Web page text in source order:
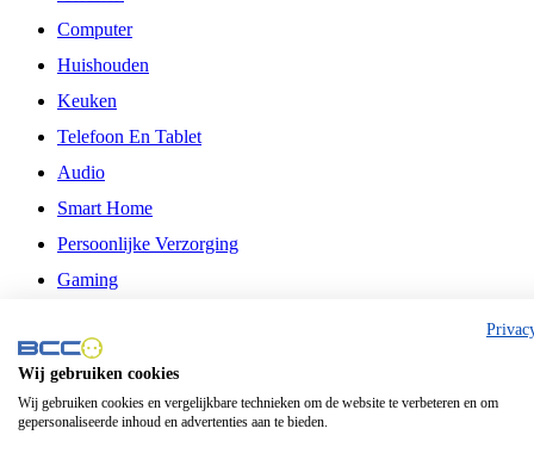
Computer
Huishouden
Keuken
Telefoon En Tablet
Audio
Smart Home
Persoonlijke Verzorging
Gaming
Philips
Schermgrootte 24 Inch
Wij gebruiken cookies
Wij gebruiken cookies en vergelijkbare technieken om de website te verbeteren en om
gepersonaliseerde inhoud en advertenties aan te bieden.